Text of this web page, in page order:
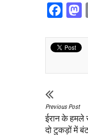
Previous Post
ईरान के हमले
दो टुकड़ों में